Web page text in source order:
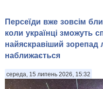
Персеїди вже зовсім
коли українці зможуть
найяскравіший зорепад
наближається
середа, 15 липень 2026, 15:32